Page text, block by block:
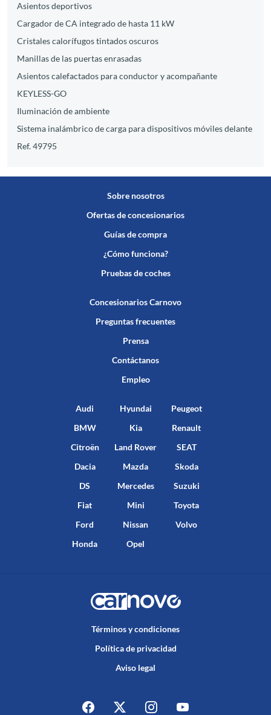
Asientos deportivos
Cargador de CA integrado de hasta 11 kW
Cristales calorífugos tintados oscuros
Manillas de las puertas enrasadas
Asientos calefactados para conductor y acompañante
KEYLESS-GO
Iluminación de ambiente
Sistema inalámbrico de carga para dispositivos móviles delante
Ref. 49795
Sobre nosotros
Ofertas de concesionarios
Guías de compra
¿Cómo funciona?
Pruebas de coches
Concesionarios Carnovo
Preguntas frecuentes
Prensa
Contáctanos
Empleo
Audi
BMW
Citroën
Dacia
DS
Fiat
Ford
Honda
Hyundai
Kia
Land Rover
Mazda
Mercedes
Mini
Nissan
Opel
Peugeot
Renault
SEAT
Skoda
Suzuki
Toyota
Volvo
Términos y condiciones
Política de privacidad
Aviso legal